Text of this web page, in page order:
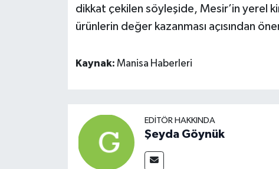
dikkat çekilen söyleşide, Mesir’in yerel
ürünlerin değer kazanması açısından
Kaynak: Manisa Haberleri
EDITÖR HAKKINDA
Şeyda Göynük